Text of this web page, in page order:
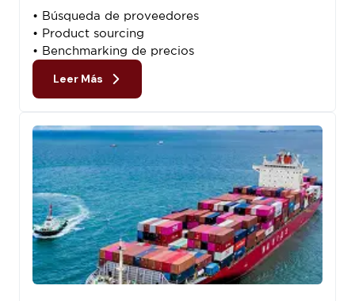
• Búsqueda de proveedores
• Product sourcing
• Benchmarking de precios
Leer Más